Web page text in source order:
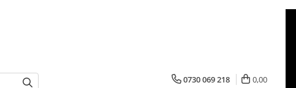
0730 069 218 0,00